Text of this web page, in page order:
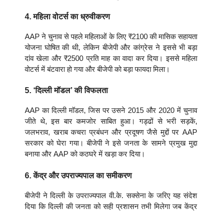
4. महिला वोटर्स का ध्रुवीकरण
AAP ने चुनाव से पहले महिलाओं के लिए ₹2100 की मासिक सहायता
योजना घोषित की थी, लेकिन बीजेपी और कांग्रेस ने इससे भी बड़ा
दांव खेला और ₹2500 प्रति माह का वादा कर दिया। इससे महिला
वोटर्स में बंटवारा हो गया और बीजेपी को बड़ा फायदा मिला।
5. ‘दिल्ली मॉडल’ की विफलता
AAP का दिल्ली मॉडल, जिस पर उसने 2015 और 2020 में चुनाव
जीते थे, इस बार कमजोर साबित हुआ। गड्ढों से भरी सड़कें,
जलभराव, खराब कचरा प्रबंधन और प्रदूषण जैसे मुद्दों पर AAP
सरकार को घेरा गया। बीजेपी ने इसे जनता के सामने प्रमुख मुद्दा
बनाया और AAP को कठघरे में खड़ा कर दिया।
6. केंद्र और उपराज्यपाल का समीकरण
बीजेपी ने दिल्ली के उपराज्यपाल वी.के. सक्सेना के जरिए यह संदेश
दिया कि दिल्ली की जनता को सही प्रशासन तभी मिलेगा जब केंद्र